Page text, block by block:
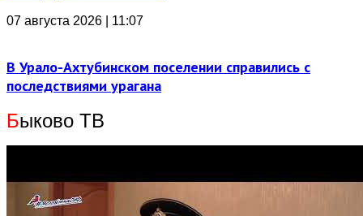
07 августа 2026 | 11:07
В Урало-Ахтубинском поселении справились с
последствиями урагана
Быково ТВ